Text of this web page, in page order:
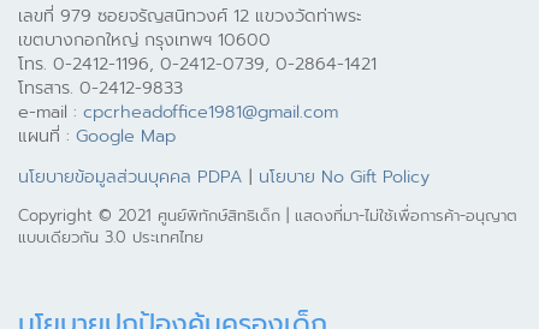
เลขที่ 979 ซอยจรัญสนิทวงศ์ 12 แขวงวัดท่าพระ
เขตบางกอกใหญ่ กรุงเทพฯ 10600
โทร. 0-2412-1196, 0-2412-0739, 0-2864-1421
โทรสาร. 0-2412-9833
e-mail : cpcrheadoffice1981@gmail.com
แผนที่ : Google Map
นโยบายข้อมูลส่วนบุคคล PDPA | นโยบาย No Gift Policy
Copyright © 2021 ศูนย์พิทักษ์สิทธิเด็ก | แสดงที่มา-ไม่ใช้เพื่อการค้า-อนุญาต
แบบเดียวกัน 3.0 ประเทศไทย